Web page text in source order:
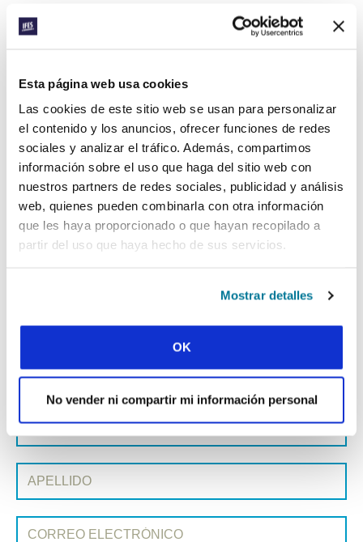
Esta página web usa cookies
Las cookies de este sitio web se usan para personalizar
el contenido y los anuncios, ofrecer funciones de redes
sociales y analizar el tráfico. Además, compartimos
información sobre el uso que haga del sitio web con
nuestros partners de redes sociales, publicidad y análisis
web, quienes pueden combinarla con otra información
que les haya proporcionado o que hayan recopilado a
partir del uso que haya hecho de sus servicios.
Mostrar detalles
OK
No vender ni compartir mi información personal
pueda cumplir con su deseo de toda la vida
que todos los graduados de UGBM traigan la
influencia de Cristo a las iglesias,
comunidades locales y la nación.
Compartir: FacebookWhatsApp
EmailLinkedInTeams
Todas las historias del Prayerline
SUSCRIBIRSE A PRAYERLINE